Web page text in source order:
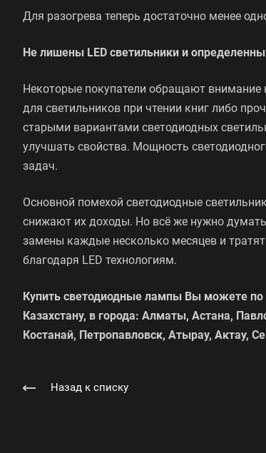
Для разогрева теперь достаточно менее
Не лишены LED светильники и
Некоторые покупатели обращают внимание
для светильников при чтении книг либо
старыми вариантами светодиодных
улучшать свойства. Мощность
задач.
Основной помехой светодиодные
снижают их доходы. Но всё же нужно
замены каждые несколько месяцев и
благодаря LED технологиям.
Купить светодиодные лампы Вы можете
Казахстану, в города: Алматы, Астана,
Костанай, Петропавловск, Атырау, Актау,
Назад к списку